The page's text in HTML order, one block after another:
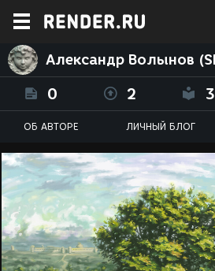
Александр Волынов
0 2 3
ОБ АВТОРЕ ЛИЧНЫЙ БЛОГ